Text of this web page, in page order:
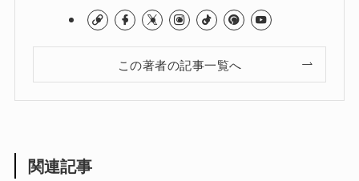
この著者の記事一覧へ
関連記事